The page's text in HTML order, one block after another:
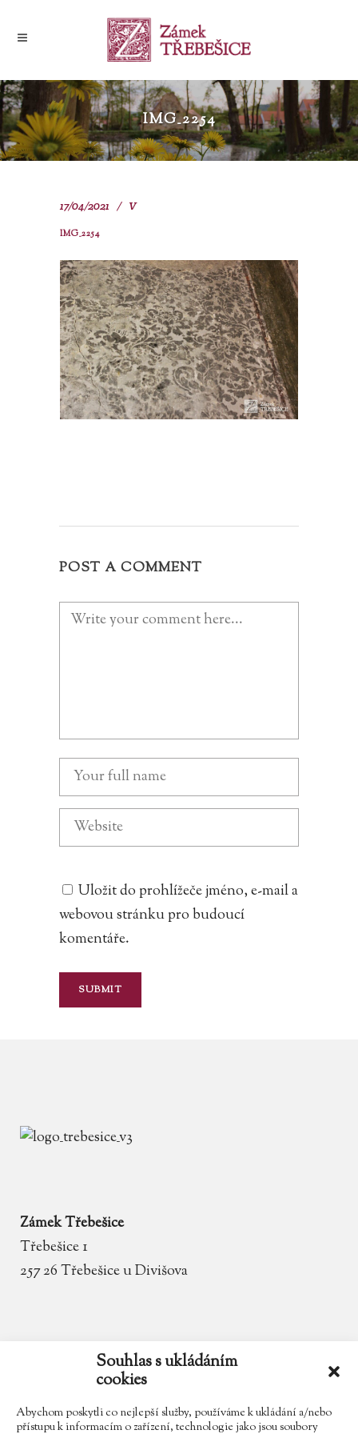
Souhlas s ukládáním
cookies
Abychom poskytli co nejlepší služby, používáme k ukládání a/nebo
přístupu k informacím o zařízení, technologie jako jsou soubory
IMG_2254
17/04/2021 V
IMG_2254
POST A COMMENT
Uložit do prohlížeče jméno, e-mail a
webovou stránku pro budoucí
komentáře.
Zámek Třebešice
Třebešice 1
257 26 Třebešice u Divišova
zamek.trebesice@volny.cz
602 354 467